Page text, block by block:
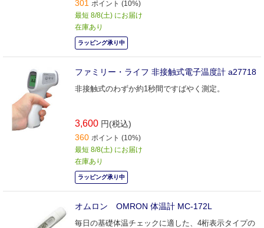
301 ポイント (10%)
最短 8/8(土) にお届け
在庫あり
ラッピング承り中
ファミリー・ライフ 非接触式電子温度計 a27718
非接触式のわずか約1秒間ですばやく測定。
3,600 円(税込)
360 ポイント (10%)
最短 8/8(土) にお届け
在庫あり
ラッピング承り中
オムロン OMRON 体温計 MC-172L
毎日の基礎体温チェックに適した、4桁表示タイプの